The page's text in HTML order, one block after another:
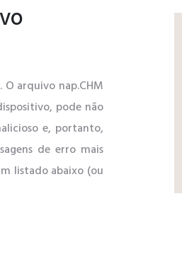
arquivo nap.CHM
pode não
e, portanto,
de erro mais
listado abaixo (ou